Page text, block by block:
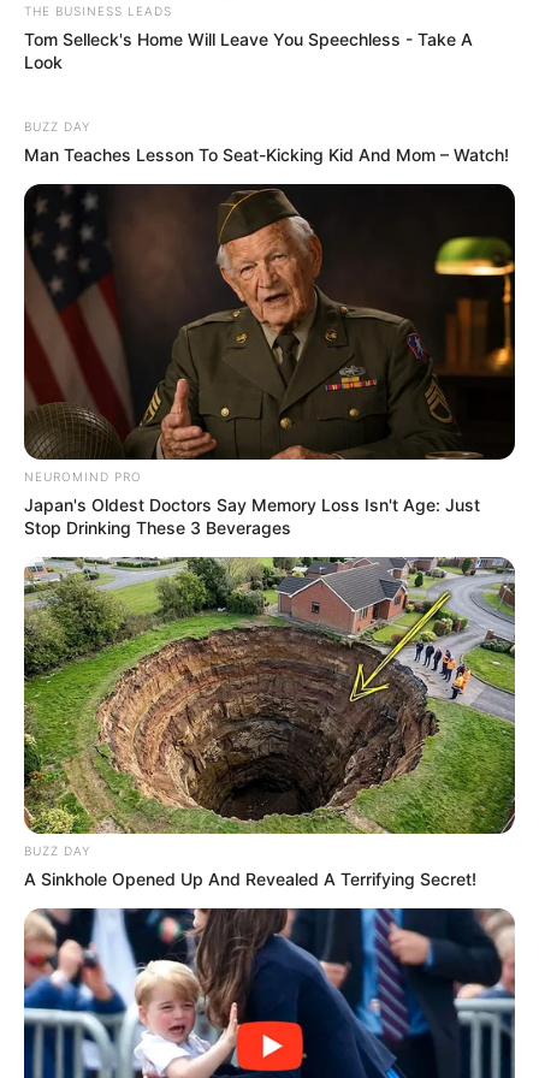
Musik
Alamat email Anda tidak akan dipublikasikan.
Rating
Cerita
Pemain
Akting
Musik
THE BUSINESS LEADS
Tom Selleck's Home Will Leave You Speechless - Take A
Look
BUZZ DAY
Man Teaches Lesson To Seat-Kicking Kid And Mom – Watch!
NEUROMIND PRO
Japan's Oldest Doctors Say Memory Loss Isn't Age: Just
Stop Drinking These 3 Beverages
BUZZ DAY
A Sinkhole Opened Up And Revealed A Terrifying Secret!